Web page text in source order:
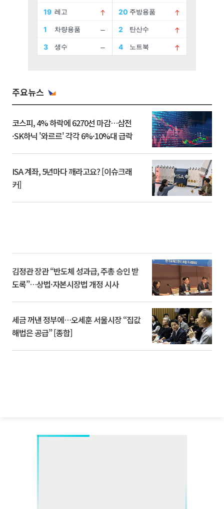
주요뉴스
코스피, 4% 하락에 6270선 마감…삼전
·SK하닉 '와르르' 각각 6%·10%대 급락
ISA 계좌, 5년마다 깨라고요? [이슈크래
커]
김정관 장관 “반도체 성과급, 주총 승인 받
도록”…상법·자본시장법 개정 시사
세금 꺼낸 정부에…오세훈 서울시장 “집값
해법은 공급” [종합]